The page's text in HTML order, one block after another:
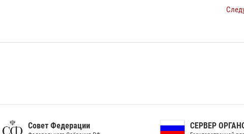
Совет Федерации СЕРВЕР ОРГАНОВ